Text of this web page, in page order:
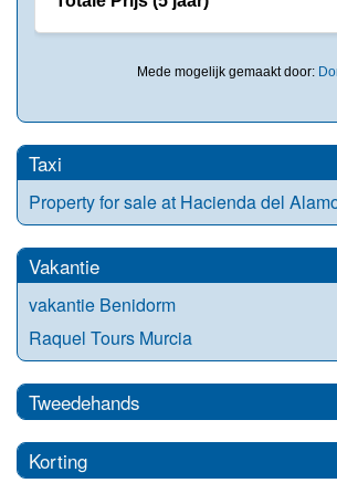
Mede mogelijk gemaakt door:
Taxi
Property for sale at Hacienda del
Vakantie
vakantie Benidorm
Raquel Tours Murcia
Tweedehands
Korting